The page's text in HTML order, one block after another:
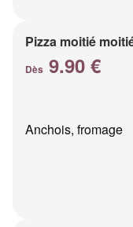
Pizza moitié
Dès 9.90 €
Anchois, fromage